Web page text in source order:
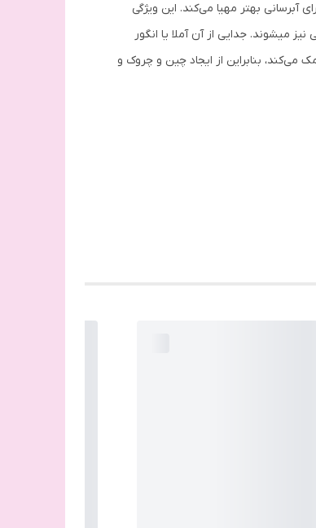
بهتر مهیا می‌کند. این ویژگی
باعث شاداب‌‌تر شدن و درخشش بهتر پوست خواهد شد. گلاب و گل محمدی علاوه بر جمع کردن منافذ پوست، موجب تسکین التهابات پوستی نیز می‎شوند. جدایی از آن آملا یا انگور
بنابراین از ایجاد چین و چروک و